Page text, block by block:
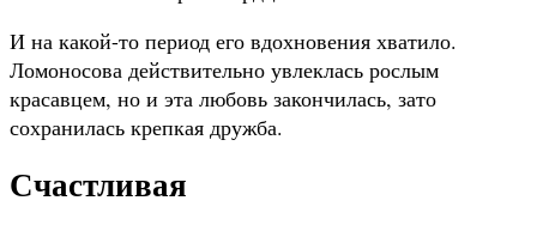
И на какой-то период его вдохновения хватило.
Ломоносова действительно увлеклась рослым
красавцем, но и эта любовь закончилась, зато
сохранилась крепкая дружба.
Счастливая